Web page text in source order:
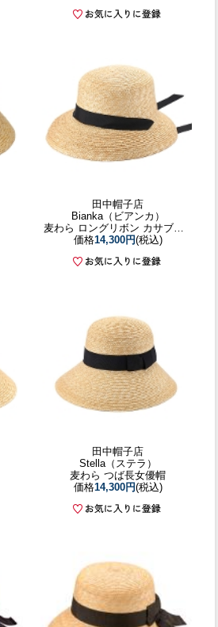
田中帽子店
Bianka（ビアンカ）
麦わら ロングリボン カサブランカ
価格14,300円(税込)
田中帽子店
Stella（ステラ）
麦わら つば長女優帽
価格14,300円(税込)